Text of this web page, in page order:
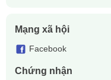
Mạng xã hội
Facebook
Chứng nhận